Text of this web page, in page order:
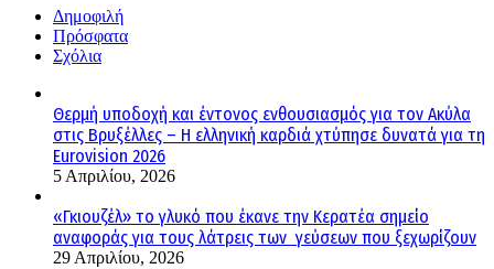
Δημοφιλή
Πρόσφατα
Σχόλια
Θερμή υποδοχή και έντονος ενθουσιασμός για τον Ακύλα
στις Βρυξέλλες – Η ελληνική καρδιά χτύπησε δυνατά για τη
Eurovision 2026
5 Απριλίου, 2026
«Γκιουζέλ» το γλυκό που έκανε την Κερατέα σημείο
αναφοράς για τους λάτρεις των γεύσεων που ξεχωρίζουν
29 Απριλίου, 2026